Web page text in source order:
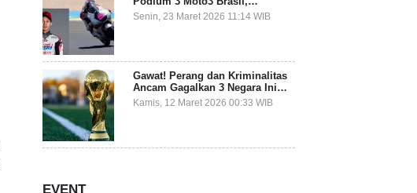
Pembalap Indonesia Pertama
Juara Grand Prix
Senin, 23 Maret 2026 11:14 WIB
Gawat! Perang dan Kriminalitas
Ancam Gagalkan 3 Negara Ini
Ikut Piala Dunia 2026
Kamis, 12 Maret 2026 00:33 WIB
EVENT